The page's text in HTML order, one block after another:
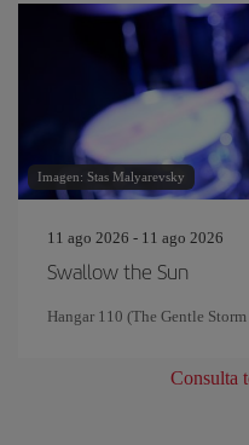
Imagen: Stas Malyarevsky
11 ago 2026 - 11 ago 2026
Swallow the Sun
Hangar 110 (The Gentle
Consulta